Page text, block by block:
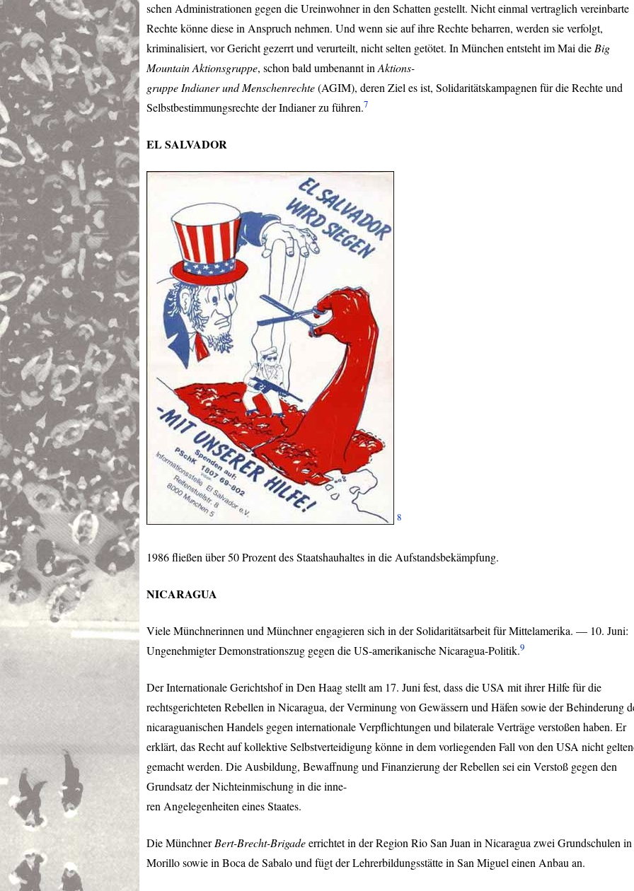
schen Administrationen gegen die Ureinwohner in den Schatten gestellt. Nicht einmal vertraglich vereinbarte
Rechte könne diese in Anspruch nehmen. Und wenn sie auf ihre Rechte beharren, werden sie verfolgt,
kriminalisiert, vor Gericht gezerrt und verurteilt, nicht selten getötet. In München entsteht im Mai die Big
Mountain Aktionsgruppe, schon bald umbenannt in Aktions-
gruppe Indianer und Menschenrechte(AGIM), deren Ziel es ist, Solidaritätskampagnen für die Rechte und
Selbstbestimmungsrechte der Indianer zu führen.7
ELSALVADOR
8
1986 fließen über 50 Prozent des Staatshauhaltes in die Aufstandsbekämpfung.
NICARAGUA
Viele Münchnerinnen und Münchner engagieren sich in der Solidaritätsarbeit für Mittelamerika. — 10. Juni:
Ungenehmigter Demonstrationszug gegen die US-amerikanische Nicaragua-Politik.9
Der Internationale Gerichtshof in Den Haag stellt am 17. Juni fest, dass dieUSA mit ihrer Hilfe für die
rechtsgerichteten Rebellen in Nicaragua, der Verminung von Gewässern und Häfen sowie der Behinderung
nicaraguanischen Handels gegen internationale Verpflichtungen und bilaterale Verträge verstoßen haben. Er
erklärt, das Recht auf kollektive Selbstverteidigung könne in dem vorliegenden Fall von den USA nicht
gemacht werden. Die Ausbildung, Bewaffnung und Finanzierung der Rebellen sei ein Verstoß gegen den
Grundsatz der Nichteinmischung in die inne-
ren Angelegenheiten eines Staates.
Die MünchnerBert-Brecht-Brigadeerrichtet in der Region Rio San Juan in Nicaragua zwei Grundschulen in
Morillo sowie in Boca de Sabalo und fügt der Lehrerbildungsstätte in San Miguel einen Anbau an.